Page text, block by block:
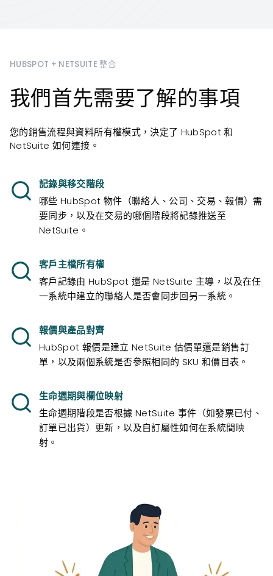
HUBSPOT + NETSUITE 整合
我們首先需要了解的事項
您的銷售流程與資料所有權模式，決定了 HubSpot 和
NetSuite 如何連接。
記錄與移交階段
哪些 HubSpot 物件（聯絡人、公司、交易、報價）需
要同步，以及在交易的哪個階段將記錄推送至
NetSuite。
客戶主檔所有權
客戶記錄由 HubSpot 還是 NetSuite 主導，以及在任
一系統中建立的聯絡人是否會同步回另一系統。
報價與產品對齊
HubSpot 報價是建立 NetSuite 估價單還是銷售訂
單，以及兩個系統是否參照相同的 SKU 和價目表。
生命週期與欄位映射
生命週期階段是否根據 NetSuite 事件（如發票已付、
訂單已出貨）更新，以及自訂屬性如何在系統間映
射。